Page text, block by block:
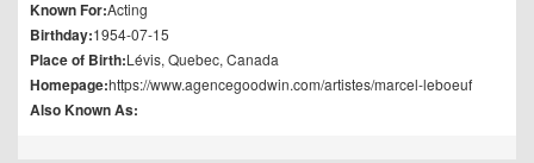
Known For:Acting
Birthday:1954-07-15
Place of Birth:Lévis, Quebec, Canada
Homepage:https://www.agencegoodwin.com/artistes/marcel-leboeuf
Also Known As: